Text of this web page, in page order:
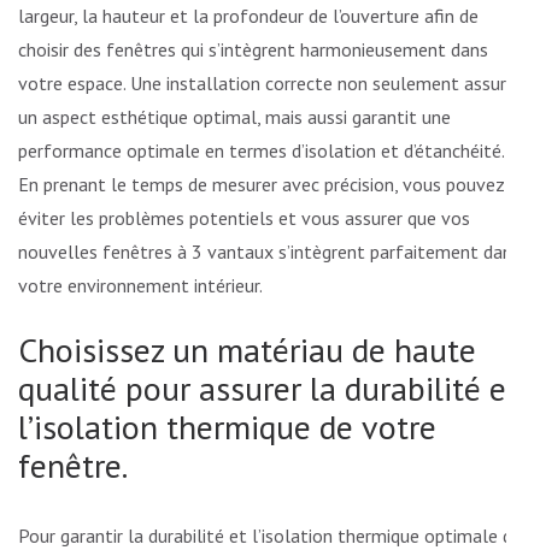
largeur, la hauteur et la profondeur de l’ouverture afin de
choisir des fenêtres qui s’intègrent harmonieusement dans
votre espace. Une installation correcte non seulement assure
un aspect esthétique optimal, mais aussi garantit une
performance optimale en termes d’isolation et d’étanchéité.
En prenant le temps de mesurer avec précision, vous pouvez
éviter les problèmes potentiels et vous assurer que vos
nouvelles fenêtres à 3 vantaux s’intègrent parfaitement dans
votre environnement intérieur.
Choisissez un matériau de haute
qualité pour assurer la durabilité et
l’isolation thermique de votre
fenêtre.
Pour garantir la durabilité et l’isolation thermique optimale de